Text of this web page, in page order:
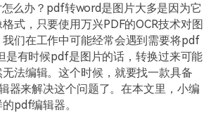
热线：4000-300624
么办？pdf转word是图片大多是因为它
式，只要使用万兴PDF的OCR技术对图
们在工作中可能经常会遇到需要将pdf
是有时候pdf是图片的话，转换过来可能
法编辑。这个时候，就要找一款具备
器来解决这个问题了。在本文里，小编
pdf编辑器。